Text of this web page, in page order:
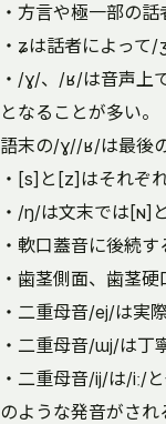
・方言や極一部の
・ʑは話者によって
・/ɣ/、/ʁ/は音声上
となることが多い。
語末の/ɣ//ʁ/は最後
・[s]と[z]はそれぞ
・/ŋ/は文末では[ɴ]
・軟口蓋音に後続
・歯茎側面、歯茎
・二重母音/ej/は実
・二重母音/ɯj/は丁
・二重母音/ij/は/iː/
のような発音がされ